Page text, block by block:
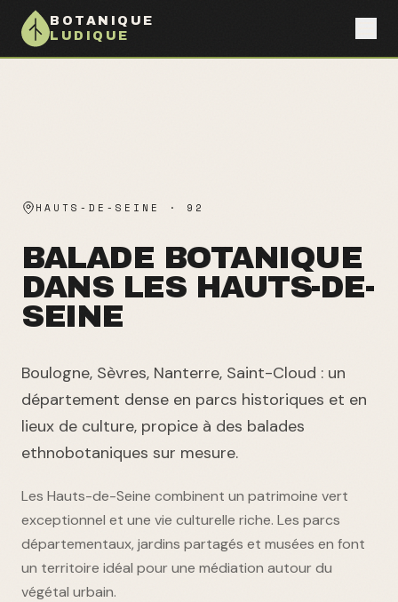
BOTANIQUE
LUDIQUE
HAUTS-DE-SEINE · 92
BALADE BOTANIQUE
DANS LES HAUTS-DE-
SEINE
Boulogne, Sèvres, Nanterre, Saint-Cloud : un
département dense en parcs historiques et en
lieux de culture, propice à des balades
ethnobotaniques sur mesure.
Les Hauts-de-Seine combinent un patrimoine vert
exceptionnel et une vie culturelle riche. Les parcs
départementaux, jardins partagés et musées en font
un territoire idéal pour une médiation autour du
végétal urbain.